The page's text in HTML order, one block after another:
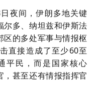
夜间，伊朗多地关键
尔多、纳坦兹和伊斯法
区的多处军事与情报枢
直接造成了至少60至
平民，而是国家核心
甚至还有情报指挥官